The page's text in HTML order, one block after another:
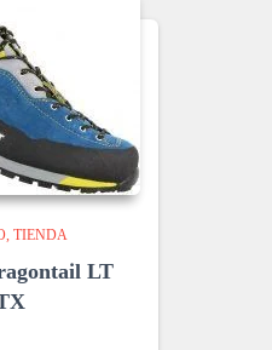
TIENDA
LT